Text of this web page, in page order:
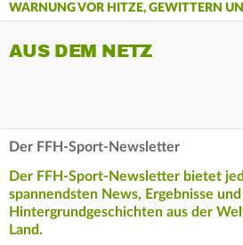
WARNUNG VOR HITZE, GEWITTERN
AUS DEM NETZ
Der FFH-Sport-Newsletter
Der FFH-Sport-Newsletter bietet
spannendsten News, Ergebnisse und
Hintergrundgeschichten aus der
Land.